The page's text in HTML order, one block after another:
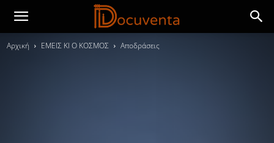
Αρχική ΕΜΕΙΣ ΚΙ Ο ΚΟΣΜΟΣ Αποδράσεις